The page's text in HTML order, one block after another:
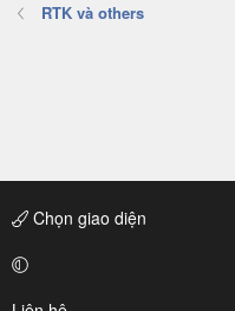
RTK và others
Chọn giao diện